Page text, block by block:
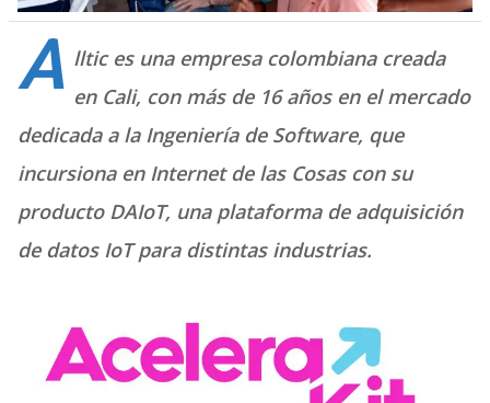
A lltic es una empresa colombiana creada
en Cali, con más de 16 años en el mercado
dedicada a la Ingeniería de Software, que
incursiona en Internet de las Cosas con su
producto DAIoT, una plataforma de adquisición
de datos IoT para distintas industrias.